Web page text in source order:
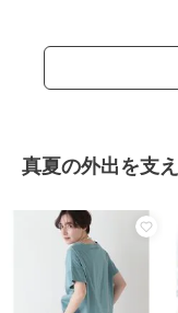
真夏の外出を支